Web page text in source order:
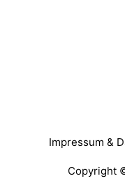
Impressum &
Copyright